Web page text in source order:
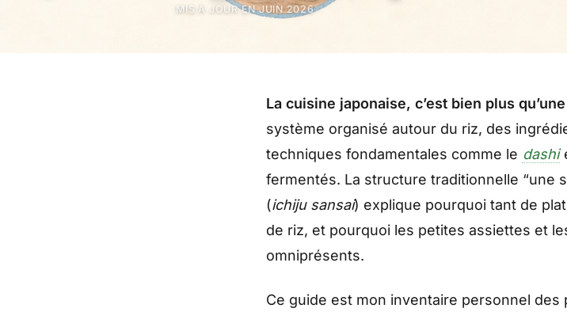
MIS À JOUR EN JUIN 2026
La cuisine japonaise, c’est bien plus
système organisé autour du riz, des
techniques fondamentales comme le dashi
fermentés. La structure traditionnelle “une
(ichiju sansai) explique pourquoi tant de
de riz, et pourquoi les petites assiettes et
omniprésents.
Ce guide est mon inventaire personnel des